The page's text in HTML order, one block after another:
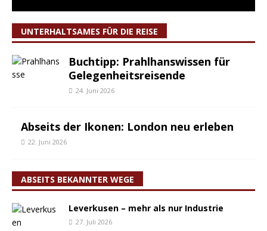
UNTERHALTSAMES FÜR DIE REISE
Buchtipp: Prahlhanswissen für
Gelegenheitsreisende
24. Juni 2026
Abseits der Ikonen: London neu erleben
22. Juni 2026
ABSEITS BEKANNTER WEGE
Leverkusen – mehr als nur Industrie
27. Juli 2026